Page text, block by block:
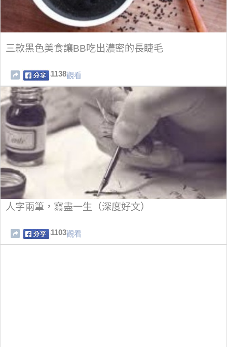
三款黑色美食讓BB吃出濃密的長睫毛
1138觀看
人字兩筆，寫盡一生（深度好文）
1103觀看